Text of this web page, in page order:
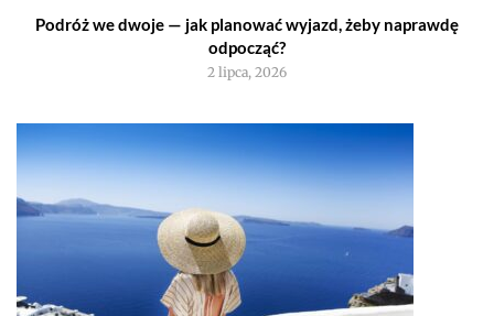
Podróż we dwoje — jak planować wyjazd, żeby naprawdę
odpocząć?
2 lipca, 2026